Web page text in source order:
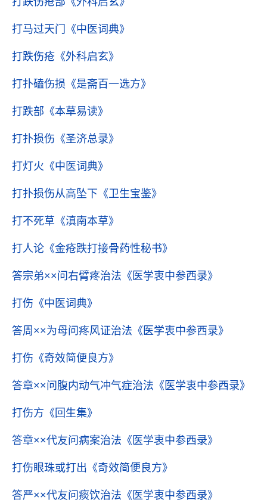
打马过天门 《中医词典》
打跌伤疮 《外科启玄》
打扑磕伤损 《是斋百一选方》
打跌部 《本草易读》
打扑损伤 《圣济总录》
打灯火 《中医词典》
打扑损伤从高坠下 《卫生宝鉴》
打不死草 《滇南本草》
打人论 《金疮跌打接骨药性秘书》
答宗弟××问右臂疼治法 《医学衷中参西录》
打伤 《中医词典》
答周××为母问疼风证治法 《医学衷中参西录》
打伤 《奇效简便良方》
答章××问腹内动气冲气症治法 《医学衷中参西录》
打伤方 《回生集》
答章××代友问病案治法 《医学衷中参西录》
打伤眼珠或打出 《奇效简便良方》
答严××代友问痰饮治法 《医学衷中参西录》